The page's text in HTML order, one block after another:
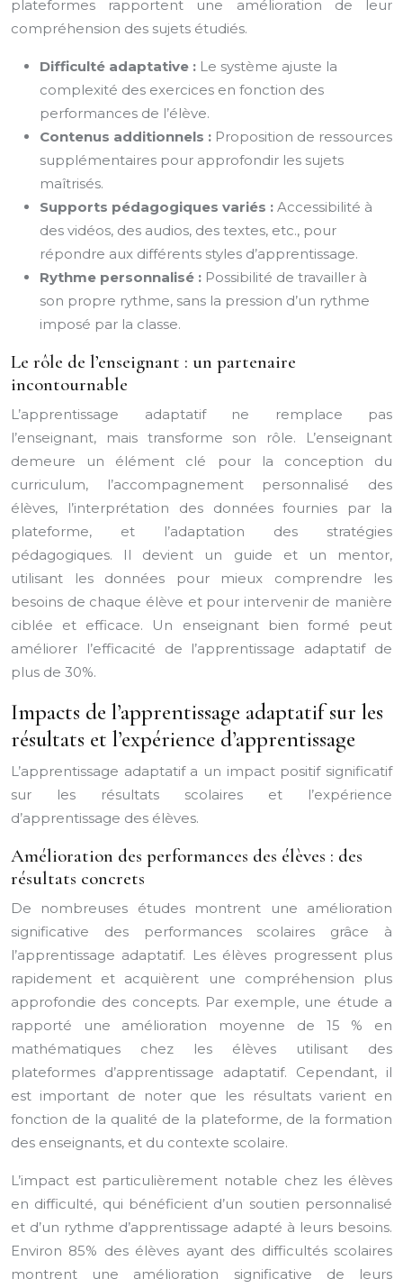
plateformes rapportent une amélioration de leur
compréhension des sujets étudiés.
Difficulté adaptative : Le système ajuste la
complexité des exercices en fonction des
performances de l’élève.
Contenus additionnels : Proposition de ressources
supplémentaires pour approfondir les sujets
maîtrisés.
Supports pédagogiques variés : Accessibilité à
des vidéos, des audios, des textes, etc., pour
répondre aux différents styles d’apprentissage.
Rythme personnalisé : Possibilité de travailler à
son propre rythme, sans la pression d’un rythme
imposé par la classe.
Le rôle de l’enseignant : un partenaire
incontournable
L’apprentissage adaptatif ne remplace pas
l’enseignant, mais transforme son rôle. L’enseignant
demeure un élément clé pour la conception du
curriculum, l’accompagnement personnalisé des
élèves, l’interprétation des données fournies par la
plateforme, et l’adaptation des stratégies
pédagogiques. Il devient un guide et un mentor,
utilisant les données pour mieux comprendre les
besoins de chaque élève et pour intervenir de manière
ciblée et efficace. Un enseignant bien formé peut
améliorer l’efficacité de l’apprentissage adaptatif de
plus de 30%.
Impacts de l’apprentissage adaptatif sur les
résultats et l’expérience d’apprentissage
L’apprentissage adaptatif a un impact positif significatif
sur les résultats scolaires et l’expérience
d’apprentissage des élèves.
Amélioration des performances des élèves : des
résultats concrets
De nombreuses études montrent une amélioration
significative des performances scolaires grâce à
l’apprentissage adaptatif. Les élèves progressent plus
rapidement et acquièrent une compréhension plus
approfondie des concepts. Par exemple, une étude a
rapporté une amélioration moyenne de 15 % en
mathématiques chez les élèves utilisant des
plateformes d’apprentissage adaptatif. Cependant, il
est important de noter que les résultats varient en
fonction de la qualité de la plateforme, de la formation
des enseignants, et du contexte scolaire.
L’impact est particulièrement notable chez les élèves
en difficulté, qui bénéficient d’un soutien personnalisé
et d’un rythme d’apprentissage adapté à leurs besoins.
Environ 85% des élèves ayant des difficultés scolaires
montrent une amélioration significative de leurs